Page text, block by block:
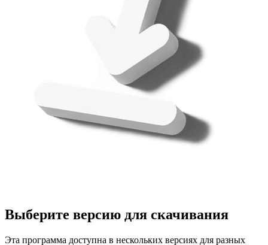
Выберите версию для скачивания
Эта программа доступна в нескольких версиях для разных